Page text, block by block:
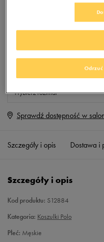
KLUBIE 50
Produkt niedostępny
Jeśli artykuł będzie ponownie
Wybierz rozmiar
M Powiadom o
L Powiadom o
XXL
Sprawdź dostępność w
Szczegóły i opis Dostawa i
Szczegóły i opis
Kod produktu: S12884
Kategoria: Koszulki Polo
Płeć: Męskie